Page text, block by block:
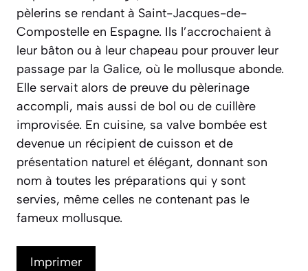
pèlerins se rendant à Saint-Jacques-de-
Compostelle en Espagne. Ils l’accrochaient à
leur bâton ou à leur chapeau pour prouver leur
passage par la Galice, où le mollusque abonde.
Elle servait alors de preuve du pèlerinage
accompli, mais aussi de bol ou de cuillère
improvisée. En cuisine, sa valve bombée est
devenue un récipient de cuisson et de
présentation naturel et élégant, donnant son
nom à toutes les préparations qui y sont
servies, même celles ne contenant pas le
fameux mollusque.
Imprimer